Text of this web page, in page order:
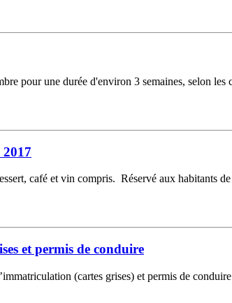
pour une durée d'environ 3 semaines, selon
café et vin compris. Réservé aux habitants
et permis de conduire
(cartes grises) et permis de